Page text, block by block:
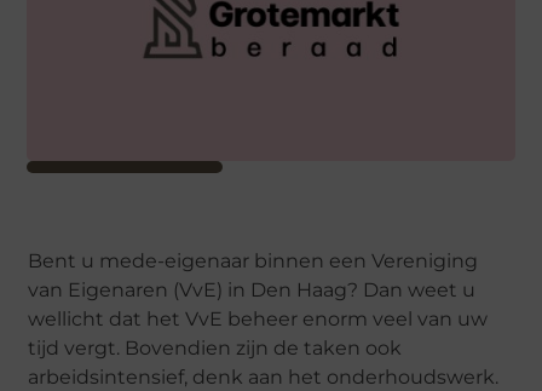
Bent u mede-eigenaar binnen een Vereniging
van Eigenaren (VvE) in Den Haag? Dan weet u
wellicht dat het VvE beheer enorm veel van uw
tijd vergt. Bovendien zijn de taken ook
arbeidsintensief, denk aan het onderhoudswerk.